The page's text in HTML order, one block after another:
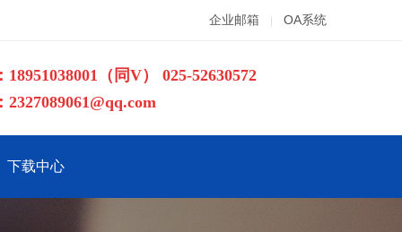
企业邮箱 OA系统
18951038001（同V） 025-52630572
2327089061@qq.com
下载中心